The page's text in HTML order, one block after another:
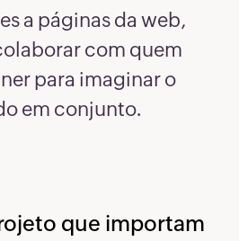
a páginas da web,
com quem
para imaginar o
em conjunto.
que importam